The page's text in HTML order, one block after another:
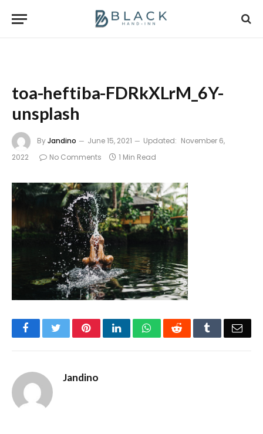
toa-heftiba-FDRkXLrM_6Y-
unsplash
ByJandino June 15, 2021 Updated: November 6,
2022
No Comments 1 Min Read
FacebookTwitterPinterestLinkedInWhatsAppReddit Tumblr
Jandino